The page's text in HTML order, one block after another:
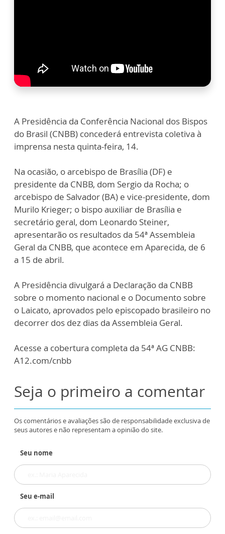
A Presidência da Conferência Nacional dos Bispos
do Brasil (CNBB) concederá entrevista coletiva à
imprensa nesta quinta-feira, 14.
Na ocasião, o arcebispo de Brasília (DF) e
presidente da CNBB, dom Sergio da Rocha; o
arcebispo de Salvador (BA) e vice-presidente, dom
Murilo Krieger; o bispo auxiliar de Brasília e
secretário geral, dom Leonardo Steiner,
apresentarão os resultados da 54ª Assembleia
Geral da CNBB, que acontece em Aparecida, de 6
a 15 de abril.
A Presidência divulgará a Declaração da CNBB
sobre o momento nacional e o Documento sobre
o Laicato, aprovados pelo episcopado brasileiro no
decorrer dos dez dias da Assembleia Geral.
Acesse a cobertura completa da 54ª AG CNBB:
A12.com/cnbb
Seja o primeiro a comentar
Os comentários e avaliações são de responsabilidade exclusiva de
seus autores e não representam a opinião do site.
Seu nome
Seu e-mail